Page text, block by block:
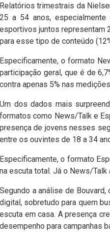
Relatórios trimestrais da
25 a 54 anos,
esportivos juntos representam
para esse tipo de conteúdo
Especificamente, o formato
participação geral, que é de
contra apenas 5% nas
Um dos dados mais
formatos como News/Talk e
presença de jovens nesses
entre os ouvintes de 18 a 34
Especificamente, o formato
na escuta total. Já o News/Talk
Segundo a análise de
digital, sobretudo para quem
escuta em casa. A presença
desempenho para campanhas